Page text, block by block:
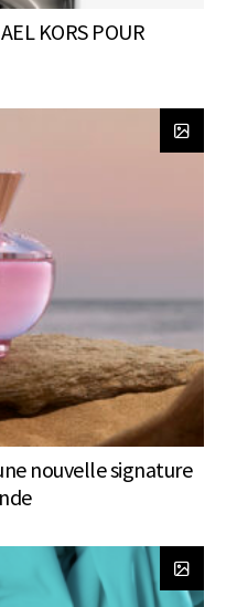
KORS POUR
nouvelle signature